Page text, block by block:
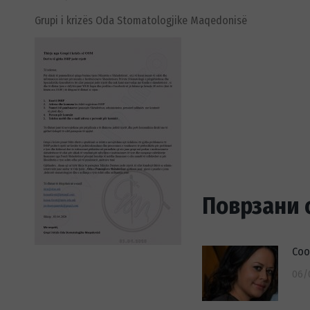
Grupi i krizës Oda Stomatologjike Maqedonisë
Поврзани
06/